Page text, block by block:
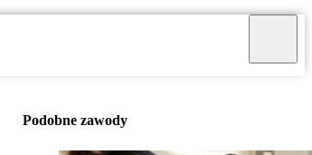
Podobne zawody